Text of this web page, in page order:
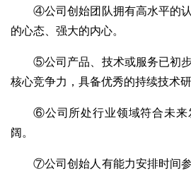
④公司创始团队拥有高水平的
的心态、强大的内心。
⑤公司产品、技术或服务已初
核心竞争力，具备优秀的持续技术研
⑥公司所处行业领域符合未来
阔。
⑦公司创始人有能力安排时间